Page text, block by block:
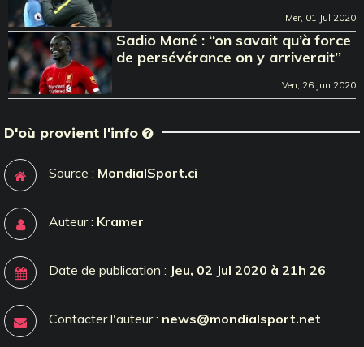
Mer, 01 Jul 2020
Sadio Mané : ‘‘on savait qu’à force
de persévérance on y arriverait’’
Ven, 26 Jun 2020
D'où provient l'info
Source : MondialSport.ci
Auteur : Kramer
Date de publication : Jeu, 02 Jul 2020 à 21h 26
Contacter l'auteur : news@mondialsport.net